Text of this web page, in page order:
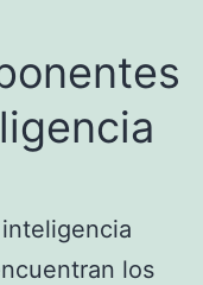
los